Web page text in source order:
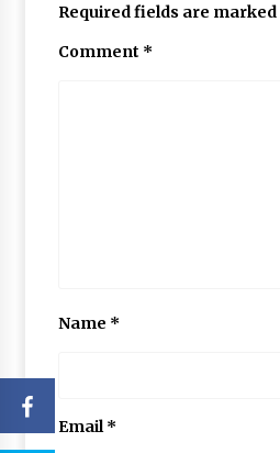
Required fields are marked
Comment *
Name *
Email*